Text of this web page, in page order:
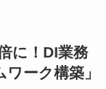
に！DI業務
ーク構築」